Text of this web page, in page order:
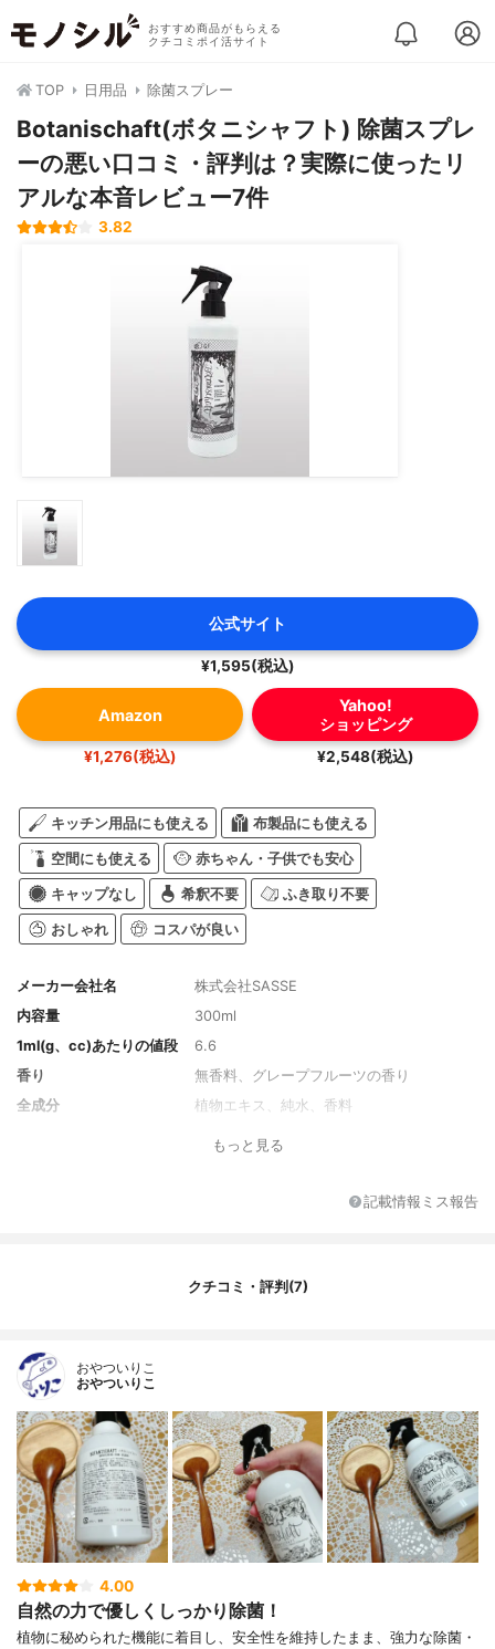
おすすめ商品がもらえる
クチコミポイ活サイト
TOP 日用品 除菌スプレー
Botanischaft(ボタニシャフト) 除菌スプレ
ーの悪い口コミ・評判は？実際に使ったリ
アルな本音レビュー7件
3.82
公式サイト
¥1,595(税込)
Amazon
¥1,276(税込)
Yahoo!
ショッピング
¥2,548(税込)
キッチン用品にも使える 布製品にも使える
空間にも使える 赤ちゃん・子供でも安心
キャップなし 希釈不要 ふき取り不要
おしゃれ コスパが良い
メーカー会社名
株式会社SASSE
内容量
300ml
1ml(g、cc)あたりの値段
6.6
香り
無香料、グレープフルーツの香り
全成分
植物エキス、純水、香料
もっと見る
記載情報ミス報告
クチコミ・評判(7)
おやついりこ
おやついりこ
4.00
自然の力で優しくしっかり除菌！
植物に秘められた機能に着目し、安全性を維持したまま、強力な除菌・